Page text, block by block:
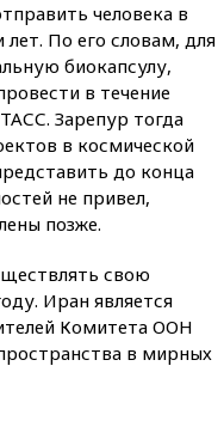
человека в
По его словам, для
биокапсулу,
в течение
ТАСС. Зарепур тогда
в космической
до конца
не привел,
позже.
свою
Иран является
Комитета ООН
в мирных